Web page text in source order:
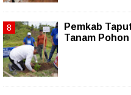
Pemkab
Tanam